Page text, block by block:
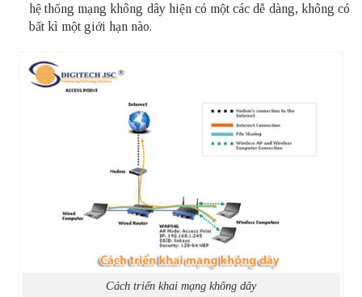
hệ thống mạng không dây hiện có một các dễ dàng, không có
bất kì một giới hạn nào.
Cách triển khai mạng không dây